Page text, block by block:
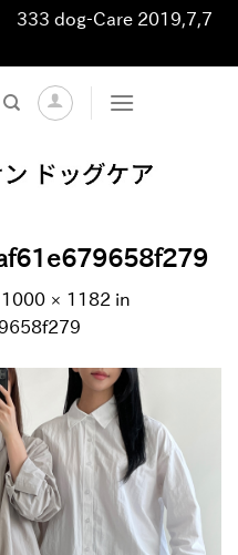
333 dog-Care 2019,7,7
1000 × 1182 in